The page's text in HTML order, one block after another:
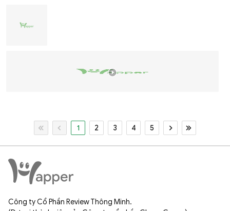
1 2 3 4 5
Công ty Cổ Phần Review Thông Minh.